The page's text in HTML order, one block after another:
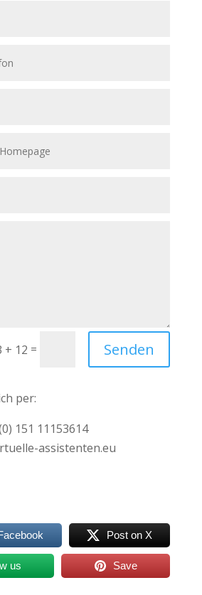
+ 12 = Senden
per:
151 11153614
assistenten.eu
Post on X
us Save